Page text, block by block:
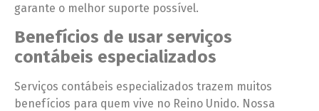
garante o melhor suporte possível.
Benefícios de usar serviços
contábeis especializados
Serviços contábeis especializados trazem muitos
benefícios para quem vive no Reino Unido. Nossa